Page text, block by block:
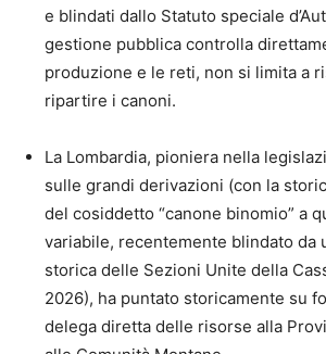
e blindati dallo Statuto speciale
gestione pubblica controlla
produzione e le reti, non si limita a
ripartire i canoni.
La Lombardia, pioniera nella
sulle grandi derivazioni (con la
del cosiddetto “canone binomio” a
variabile, recentemente blindato da
storica delle Sezioni Unite della
2026), ha puntato storicamente su
delega diretta delle risorse alla